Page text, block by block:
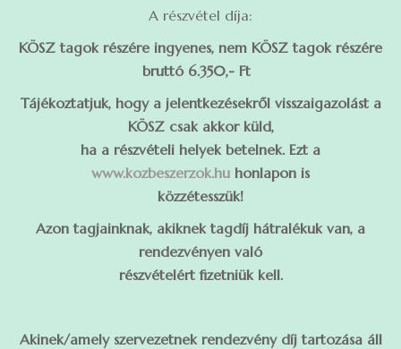
A részvétel díja:
KÖSZ tagok részére ingyenes, nem KÖSZ tagok részére
bruttó 6.350,- Ft
Tájékoztatjuk, hogy a jelentkezésekről visszaigazolást a
KÖSZ csak akkor küld,
ha a részvételi helyek betelnek. Ezt a
www.kozbeszerzok.hu honlapon is
közzétesszük!
Azon tagjainknak, akiknek tagdíj hátralékuk van, a
rendezvényen való
részvételért fizetniük kell.
Akinek/amely szervezetnek rendezvény díj tartozása áll